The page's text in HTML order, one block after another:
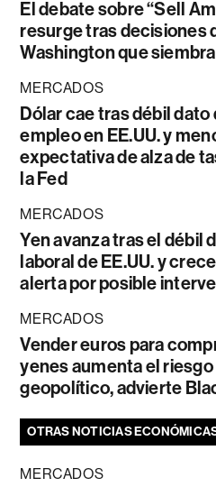
El debate sobre “Sell
resurge tras decisiones
Washington que
MERCADOS
Dólar cae tras débil dato
empleo en EE.UU. y
expectativa de alza de
la Fed
MERCADOS
Yen avanza tras el débil
laboral de EE.UU. y
alerta por posible
MERCADOS
Vender euros para
yenes aumenta el riesgo
geopolítico, advierte
OTRAS NOTICIAS
MERCADOS